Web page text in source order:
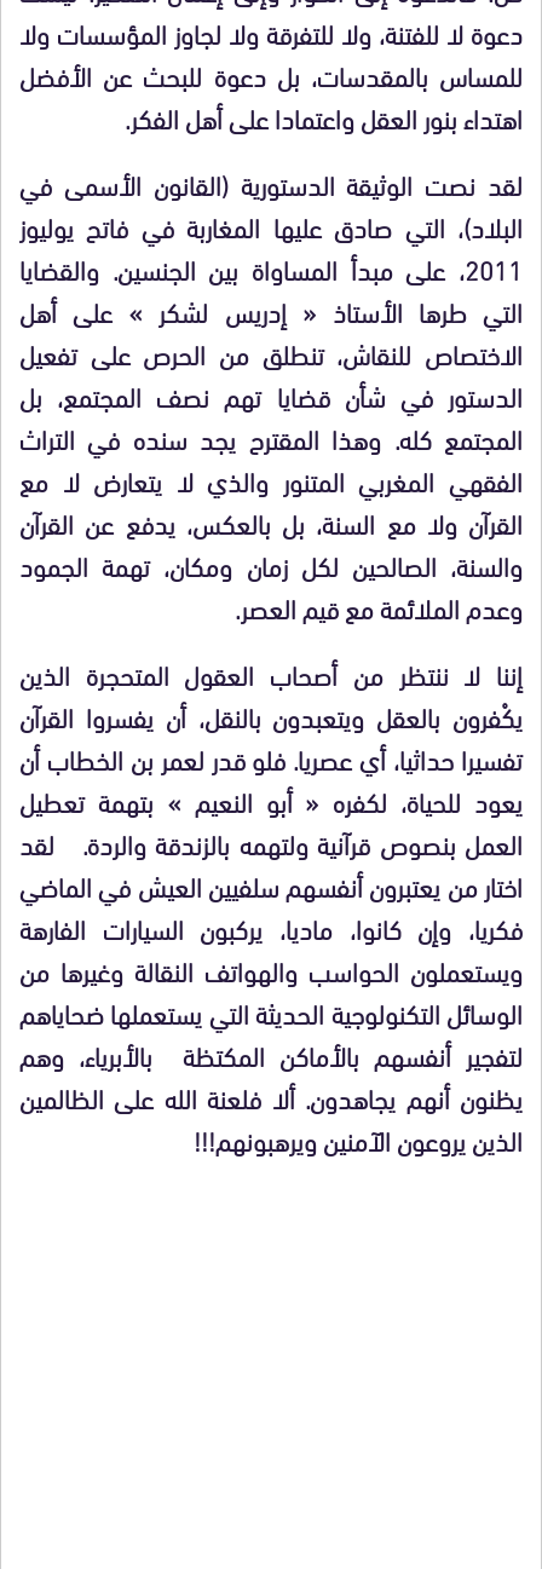
دعوة لا للفتنة، ولا للتفرقة ولا لجاوز المؤسسات ولا
للمساس بالمقدسات، بل دعوة للبحث عن الأفضل
اهتداء بنور العقل واعتمادا على أهل الفكر.
لقد نصت الوثيقة الدستورية (القانون الأسمى في
البلاد)، التي صادق عليها المغاربة في فاتح يوليوز
2011، على مبدأ المساواة بين الجنسين. والقضايا
التي طرها الأستاذ « إدريس لشكر » على أهل
الاختصاص للنقاش، تنطلق من الحرص على تفعيل
الدستور في شأن قضايا تهم نصف المجتمع، بل
المجتمع كله. وهذا المقترح يجد سنده في التراث
الفقهي المغربي المتنور والذي لا يتعارض لا مع
القرآن ولا مع السنة، بل بالعكس، يدفع عن القرآن
والسنة، الصالحين لكل زمان ومكان، تهمة الجمود
وعدم الملائمة مع قيم العصر.
إننا لا ننتظر من أصحاب العقول المتحجرة الذين
يكْفرون بالعقل ويتعبدون بالنقل، أن يفسروا القرآن
تفسيرا حداثيا، أي عصريا. فلو قدر لعمر بن الخطاب أن
يعود للحياة، لكفره « أبو النعيم » بتهمة تعطيل
العمل بنصوص قرآنية ولتهمه بالزندقة والردة. لقد
اختار من يعتبرون أنفسهم سلفيين العيش في الماضي
فكريا، وإن كانوا، ماديا، يركبون السيارات الفارهة
ويستعملون الحواسب والهواتف النقالة وغيرها من
الوسائل التكنولوجية الحديثة التي يستعملها ضحاياهم
لتفجير أنفسهم بالأماكن المكتظة بالأبرياء، وهم
يظنون أنهم يجاهدون. ألا فلعنة الله على الظالمين
الذين يروعون الآمنين ويرهبونهم!!!